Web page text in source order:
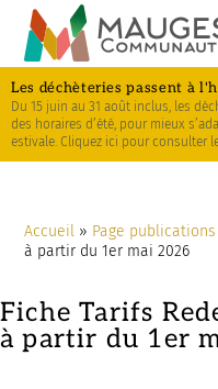
Skip
Aller
navigation
Plan
Les déchèteries passent à
Du 15 juin au 31 août inclus, les
des horaires d’été, pour mieux
estivale. Cliquez ici pour consulter
Accueil » Page publications
à partir du 1er mai 2026
Fiche Tarifs
à partir du 1er